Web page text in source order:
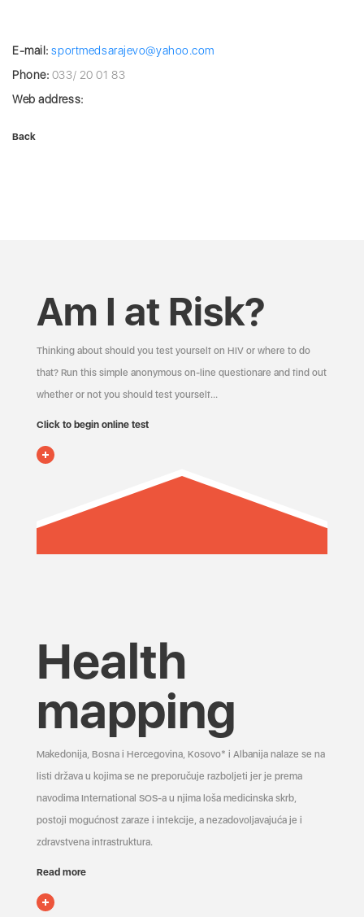
E-mail: sportmedsarajevo@yahoo.com
Phone: 033/ 20 01 83
Web address:
Back
Am I at Risk?
Thinking about should you test yourself on HIV or where to do
that? Run this simple anonymous on-line questionare and find out
whether or not you should test yourself…
Click to begin online test
Health
mapping
Makedonija, Bosna i Hercegovina, Kosovo* i Albanija nalaze se na
listi država u kojima se ne preporučuje razboljeti jer je prema
navodima International SOS-a u njima loša medicinska skrb,
postoji mogućnost zaraze i infekcije, a nezadovoljavajuća je i
zdravstvena infrastruktura.
Read more